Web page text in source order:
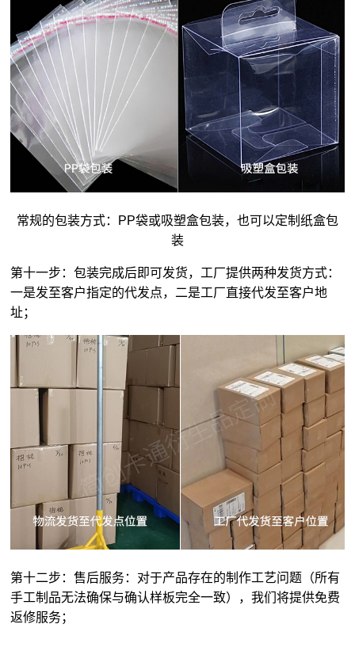
常规的包装方式：PP袋或吸塑盒包装，也可以定制纸盒包
装
第十一步：包装完成后即可发货，工厂提供两种发货方式：
一是发至客户指定的代发点，二是工厂直接代发至客户地
址；
第十二步：售后服务：对于产品存在的制作工艺问题（所有
手工制品无法确保与确认样板完全一致），我们将提供免费
返修服务；